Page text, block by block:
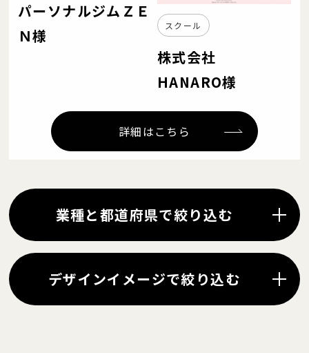
パーソナルジムＺＥ
Ｎ様
スクール
株式会社
HANARO様
詳細はこちら
業種と都道府県で絞り込む
デザインイメージで絞り込む